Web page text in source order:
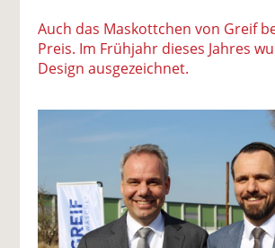
Auch das Maskottchen von Greif
Preis. Im Frühjahr dieses Jahres
Design ausgezeichnet.